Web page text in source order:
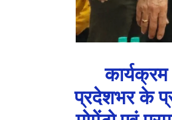
प्रदेशभर के